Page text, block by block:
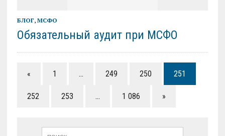
БЛОГ, МСФО
Обязательный аудит при МСФО
« 1 … 249 250 251
252 253 … 1 086 »